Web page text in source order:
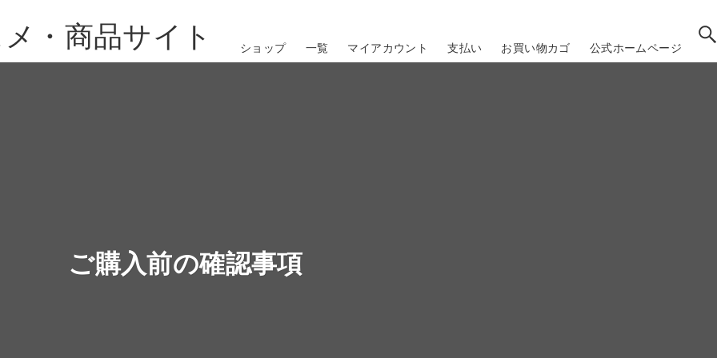
・商品サイト ショップ 一覧 マイアカウント 支払い お買い物カゴ 公式ホームページ
ご購入前の確認事項